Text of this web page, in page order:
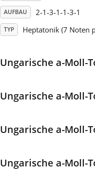
Français
한국어
AUFBAU 2-1-3-1-1-3-1
TYP Heptatonik (7 Noten
Ungarische a-Moll-
Ungarische a-Moll-
Ungarische a-Moll-
Ungarische a-Moll-